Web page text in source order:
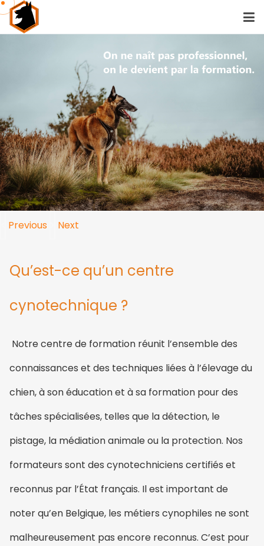
Previous Next
Qu’est-ce qu’un centre
cynotechnique ?
Notre centre de formation réunit l’ensemble des
connaissances et des techniques liées à l’élevage du
chien, à son éducation et à sa formation pour des
tâches spécialisées, telles que la détection, le
pistage, la médiation animale ou la protection. Nos
formateurs sont des cynotechniciens certifiés et
reconnus par l’État français. Il est important de
noter qu’en Belgique, les métiers cynophiles ne sont
malheureusement pas encore reconnus. C’est pour